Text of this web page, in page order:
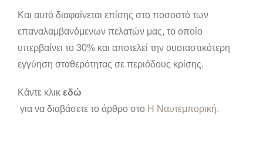
Και αυτό διαφαίνεται επίσης στο ποσοστό των
επαναλαμβανόμενων πελατών μας, το οποίο
υπερβαίνει το 30% και αποτελεί την ουσιαστικότερη
εγγύηση σταθερότητας σε περιόδους κρίσης.
Κάντε κλικ εδώ
για να διαβάσετε το άρθρο στο Η Ναυτεμπορική.